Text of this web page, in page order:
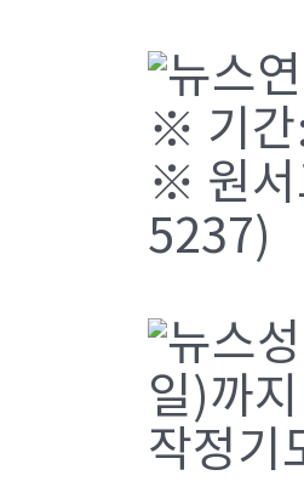
※ 기간
※ 원서
5237)
일)까
작정기